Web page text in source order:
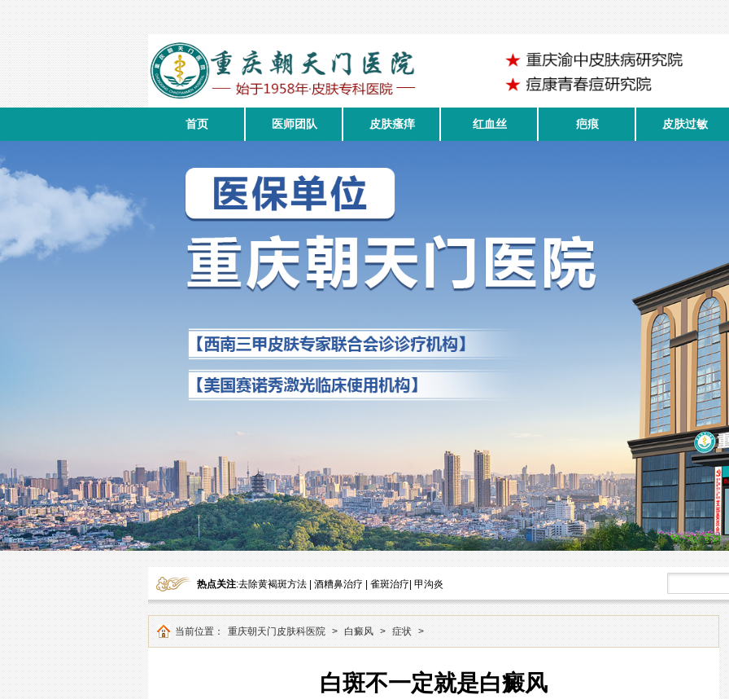
首页 医师团队 皮肤瘙痒 红血丝 疤痕 皮肤过敏
热点关注:去除黄褐斑方法 | 酒糟鼻治疗 | 雀斑治疗| 甲沟炎
当前位置： 重庆朝天门皮肤科医院 > 白癜风 > 症状 >
白斑不一定就是白癜风